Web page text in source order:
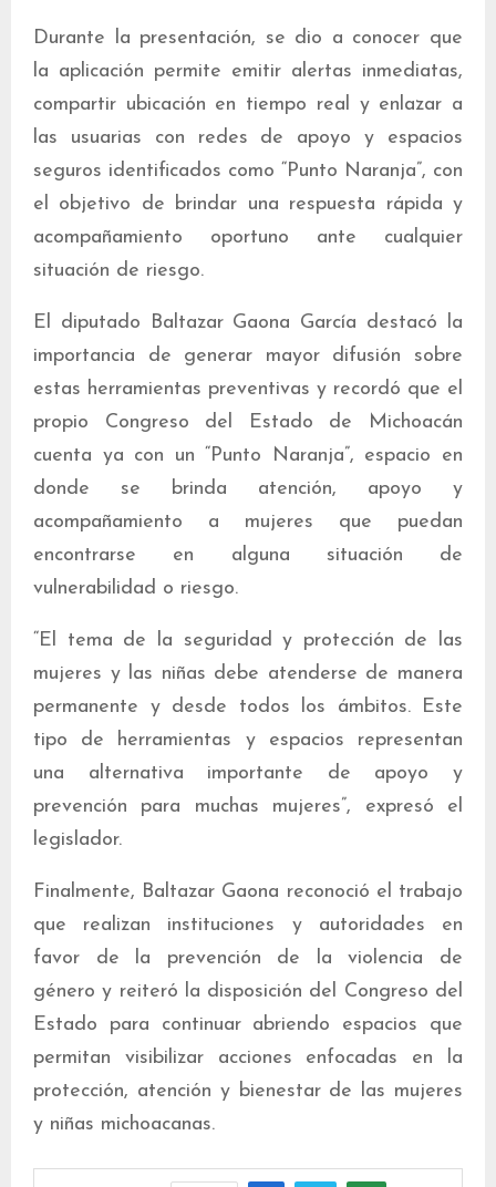
Durante la presentación, se dio a conocer que
la aplicación permite emitir alertas inmediatas,
compartir ubicación en tiempo real y enlazar a
las usuarias con redes de apoyo y espacios
seguros identificados como “Punto Naranja”, con
el objetivo de brindar una respuesta rápida y
acompañamiento oportuno ante cualquier
situación de riesgo.
El diputado Baltazar Gaona García destacó la
importancia de generar mayor difusión sobre
estas herramientas preventivas y recordó que el
propio Congreso del Estado de Michoacán
cuenta ya con un “Punto Naranja”, espacio en
donde se brinda atención, apoyo y
acompañamiento a mujeres que puedan
encontrarse en alguna situación de
vulnerabilidad o riesgo.
“El tema de la seguridad y protección de las
mujeres y las niñas debe atenderse de manera
permanente y desde todos los ámbitos. Este
tipo de herramientas y espacios representan
una alternativa importante de apoyo y
prevención para muchas mujeres”, expresó el
legislador.
Finalmente, Baltazar Gaona reconoció el trabajo
que realizan instituciones y autoridades en
favor de la prevención de la violencia de
género y reiteró la disposición del Congreso del
Estado para continuar abriendo espacios que
permitan visibilizar acciones enfocadas en la
protección, atención y bienestar de las mujeres
y niñas michoacanas.